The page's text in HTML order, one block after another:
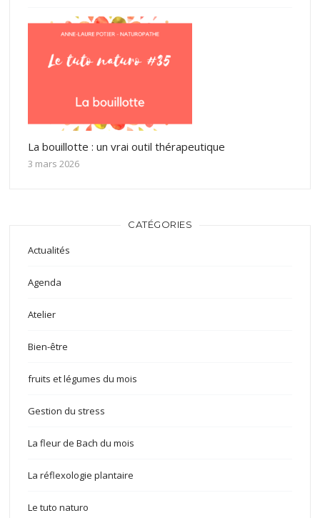
La bouillotte : un vrai outil thérapeutique
3 mars 2026
CATÉGORIES
Actualités
Agenda
Atelier
Bien-être
fruits et légumes du mois
Gestion du stress
La fleur de Bach du mois
La réflexologie plantaire
Le tuto naturo